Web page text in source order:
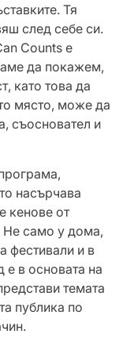
Тя
след себе си.
Counts е
да покажем,
като това да
място, може да
съосновател и
насърчава
кенове от
Не само у дома,
фестивали и в
е в основата на
темата
публика по